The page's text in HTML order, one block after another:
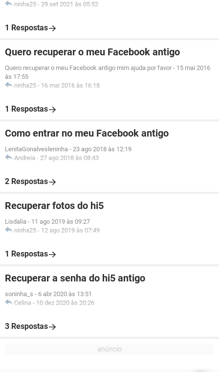
ninha25 - 29 set 2021 às 05:52
1 Respostas
Quero recuperar o meu Facebook antigo
Quero recuperar o meu Facebook antigo mim ajuda por favor - 15 mai 2016
às 17:55
ninha25 - 16 mai 2016 às 16:18
1 Respostas
Como entrar no meu Facebook antigo
LenitaGonalvesleninha - 23 ago 2018 às 12:19
Andreia - 27 ago 2018 às 08:43
2 Respostas
Recuperar fotos do hi5
Lisdalia - 11 ago 2019 às 09:27
ninha25 - 12 ago 2019 às 07:49
1 Respostas
Recuperar a senha do hi5 antigo
soninha_s - 6 abr 2020 às 13:51
Celina - 10 dez 2020 às 20:26
3 Respostas